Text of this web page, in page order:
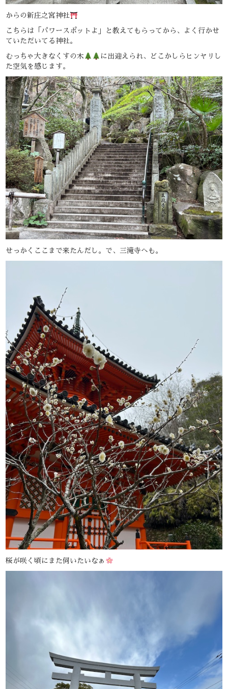
からの新庄之宮神社
こちらは「パワースポットよ」と教えてもらってから、よく行かせ
ていただいてる神社。
むっちゃ大きなくすの木
に出迎えられ、どこかしらヒンヤリし
た空気を感じます。
せっかくここまで来たんだし。で、三滝寺へも。
桜が咲く頃にまた伺いたいなぁ